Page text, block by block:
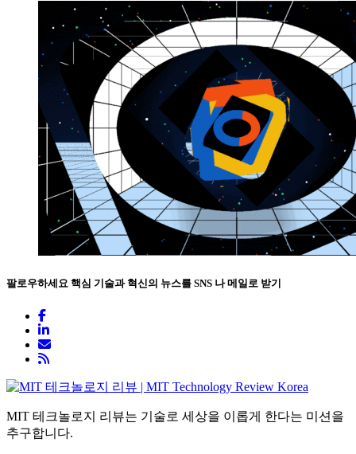
팔로우하세요 핵심 기술과 혁신의 뉴스를 SNS 나 메일로 받기
MIT 테크놀로지 리뷰는 기술로 세상을 이롭게 한다는 미션을
추구합니다.